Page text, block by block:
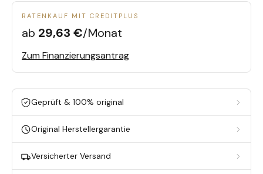
RATENKAUF MIT CREDITPLUS
ab 29,63 €/Monat
Zum Finanzierungsantrag
Geprüft & 100% original
Original Herstellergarantie
Versicherter Versand